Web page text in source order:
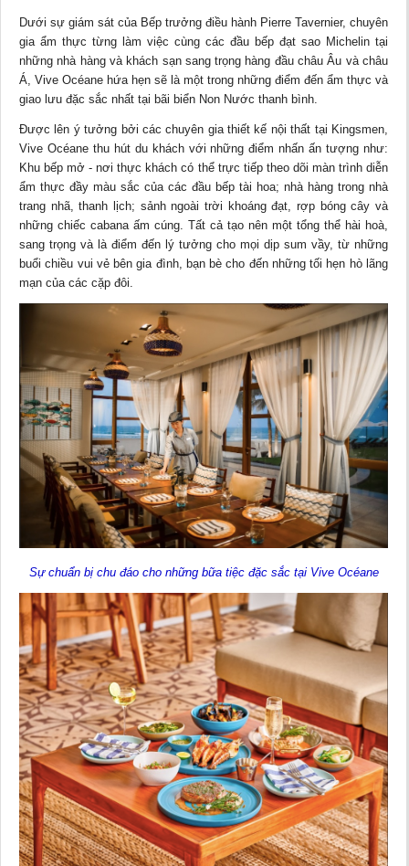
Dưới sự giám sát của Bếp trưởng điều hành Pierre Tavernier, chuyên
gia ẩm thực từng làm việc cùng các đầu bếp đạt sao Michelin tại
những nhà hàng và khách sạn sang trọng hàng đầu châu Âu và châu
Á, Vive Océane hứa hẹn sẽ là một trong những điểm đến ẩm thực và
giao lưu đặc sắc nhất tại bãi biển Non Nước thanh bình.
Được lên ý tưởng bởi các chuyên gia thiết kế nội thất tại Kingsmen,
Vive Océane thu hút du khách với những điểm nhấn ấn tượng như:
Khu bếp mở - nơi thực khách có thể trực tiếp theo dõi màn trình diễn
ẩm thực đầy màu sắc của các đầu bếp tài hoa; nhà hàng trong nhà
trang nhã, thanh lịch; sảnh ngoài trời khoáng đạt, rợp bóng cây và
những chiếc cabana ấm cúng. Tất cả tạo nên một tổng thể hài hoà,
sang trọng và là điểm đến lý tưởng cho mọi dịp sum vầy, từ những
buổi chiều vui vẻ bên gia đình, bạn bè cho đến những tối hẹn hò lãng
mạn của các cặp đôi.
Sự chuẩn bị chu đáo cho những bữa tiệc đặc sắc tại Vive Océane